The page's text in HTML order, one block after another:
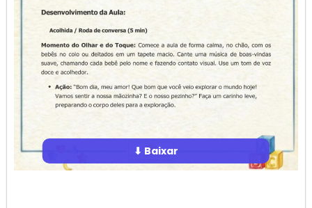
⬇ Baixar